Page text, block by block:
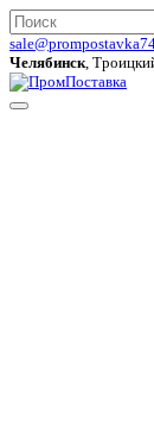
Челябинск,